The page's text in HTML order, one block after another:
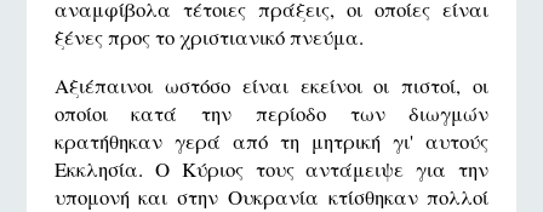
αναμφίβολα τέτοιες πράξεις, οι οποίες είναι
ξένες προς το χριστιανικό πνεύμα.
Αξιέπαινοι ωστόσο είναι εκείνοι οι πιστοί, οι
οποίοι κατά την περίοδο των διωγμών
κρατήθηκαν γερά από τη μητρική γι' αυτούς
Εκκλησία. Ο Κύριος τους αντάμειψε για την
υπομονή και στην Ουκρανία κτίσθηκαν πολλοί